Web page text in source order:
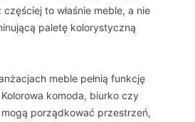
częściej to właśnie meble, a nie
paletę kolorystyczną
meble pełnią funkcję
komoda, biurko czy
porządkować przestrzeń,